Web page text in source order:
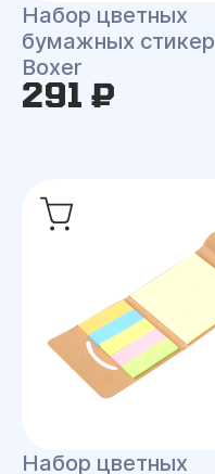
Набор цветных
бумажных
Boxer
291 ₽
Набор цветных